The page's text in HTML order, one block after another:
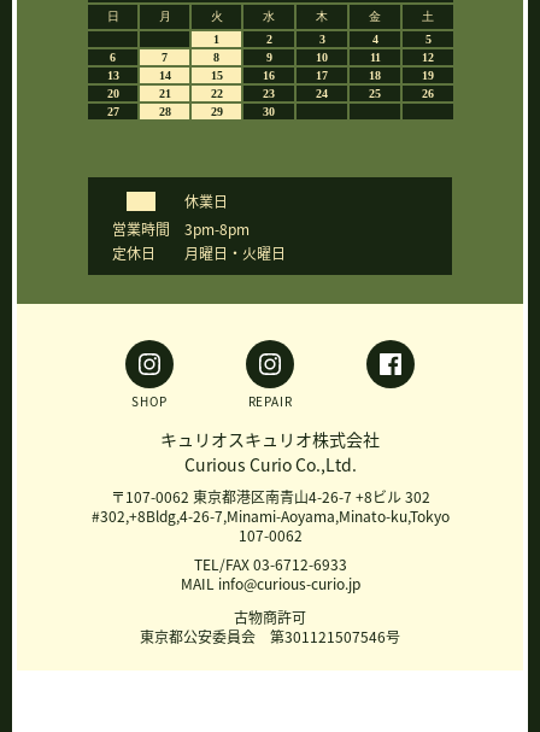
休業日
営業時間
3pm-8pm
定休日
月曜日・火曜日
SHOP REPAIR
キュリオスキュリオ株式会社
Curious Curio Co.,Ltd.
〒107-0062 東京都港区南青山4-26-7 +8ビル 302
#302,+8Bldg,4-26-7,Minami-Aoyama,Minato-ku,Tokyo
107-0062
TEL/FAX 03-6712-6933
MAIL info@curious-curio.jp
古物商許可
東京都公安委員会 第301121507546号